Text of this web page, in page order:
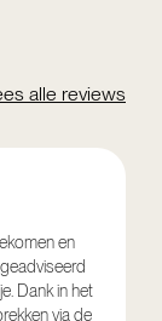
alle reviews
en
Dank in het
via de